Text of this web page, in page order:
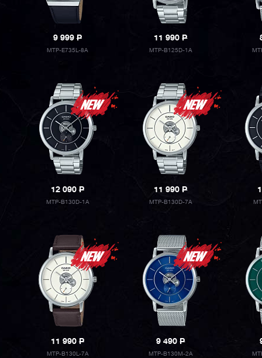
9 999P
MTP-E735L-8A
11 990P
MTP-B125D-1A
12 090P
MTP-B130D-1A
11 990P
MTP-B130D-7A
11 990P
MTP-B130L-7A
9 490P
MTP-B130M-2A